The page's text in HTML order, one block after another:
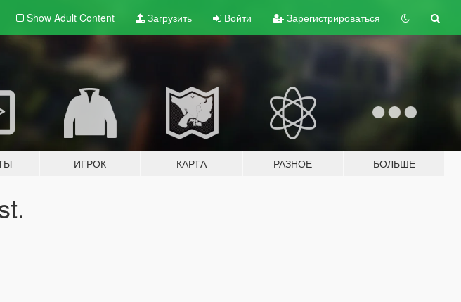
Show Adult Content Загрузить Войти Зарегистрироваться
ИГРОК КАРТА РАЗНОЕ БОЛЬШЕ